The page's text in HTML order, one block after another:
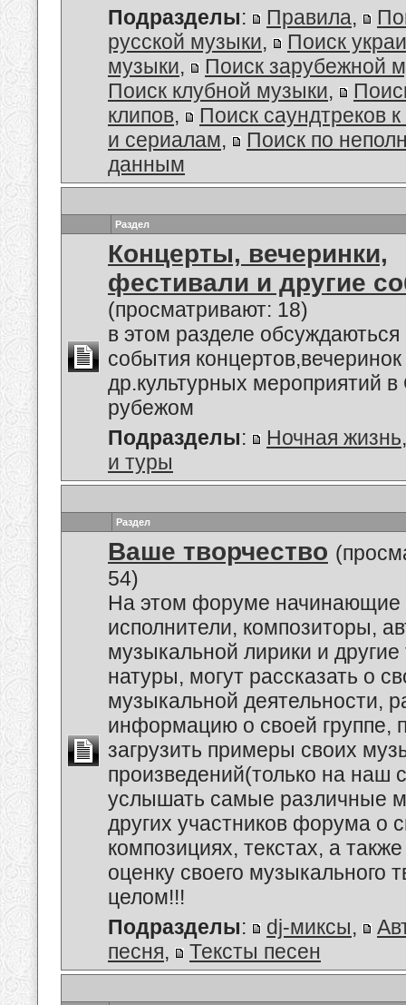
Подразделы: Правила,
русской музыки,
Поиск
музыки,
Поиск зарубежной
Поиск клубной музыки,
клипов,
Поиск саундтреков
и сериалам,
Поиск по
данным
Раздел
Концерты, вечеринки,
фестивали и другие
(просматривают: 18)
в этом разделе
события
др.культурных мероприятий
рубежом
Подразделы: Ночная жизнь
и туры
Раздел
Ваше творчество
54)
На этом форуме начинающие
исполнители, композиторы,
музыкальной лирики и другие
натуры, могут рассказать о
музыкальной деятельности,
информацию о своей группе,
загрузить примеры своих
произведений(только на наш
услышать самые различные
других участников форума о
композициях, текстах, а
оценку своего музыкального
целом!!!
Подразделы: dj-миксы,
песня, Тексты песен